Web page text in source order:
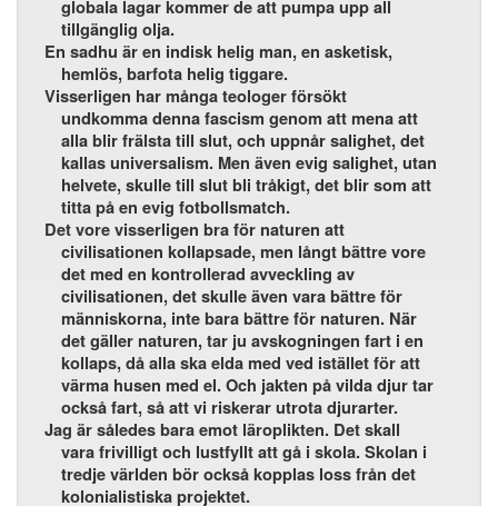
globala lagar kommer de att pumpa upp all
tillgänglig olja.
En sadhu är en indisk helig man, en asketisk,
hemlös, barfota helig tiggare.
Visserligen har många teologer försökt
undkomma denna fascism genom att mena att
alla blir frälsta till slut, och uppnår salighet, det
kallas universalism. Men även evig salighet, utan
helvete, skulle till slut bli tråkigt, det blir som att
titta på en evig fotbollsmatch.
Det vore visserligen bra för naturen att
civilisationen kollapsade, men långt bättre vore
det med en kontrollerad avveckling av
civilisationen, det skulle även vara bättre för
människorna, inte bara bättre för naturen. När
det gäller naturen, tar ju avskogningen fart i en
kollaps, då alla ska elda med ved istället för att
värma husen med el. Och jakten på vilda djur tar
också fart, så att vi riskerar utrota djurarter.
Jag är således bara emot läroplikten. Det skall
vara frivilligt och lustfyllt att gå i skola. Skolan i
tredje världen bör också kopplas loss från det
kolonialistiska projektet.